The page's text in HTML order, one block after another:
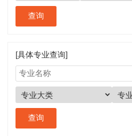
[具体专业查询]